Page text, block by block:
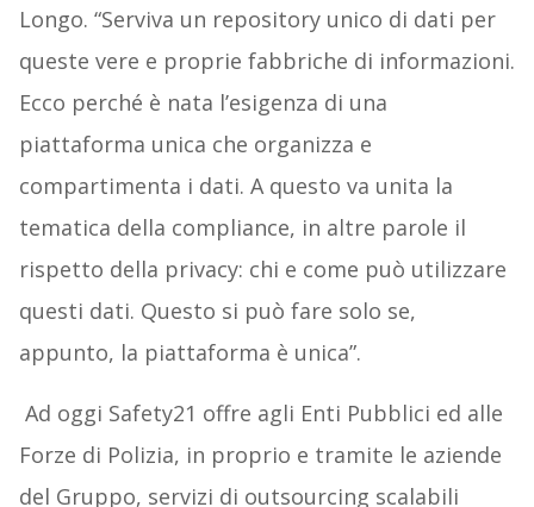
Longo. “Serviva un repository unico di dati per
queste vere e proprie fabbriche di informazioni.
Ecco perché è nata l’esigenza di una
piattaforma unica che organizza e
compartimenta i dati. A questo va unita la
tematica della compliance, in altre parole il
rispetto della privacy: chi e come può utilizzare
questi dati. Questo si può fare solo se,
appunto, la piattaforma è unica”.
Ad oggi Safety21 offre agli Enti Pubblici ed alle
Forze di Polizia, in proprio e tramite le aziende
del Gruppo, servizi di outsourcing scalabili